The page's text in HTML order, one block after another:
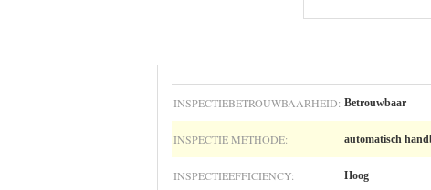
INSPECTIEBETROUWBAARHEID: Betrouwbaar
INSPECTIE METHODE: automatisch
INSPECTIEEFFICIENCY: Hoog